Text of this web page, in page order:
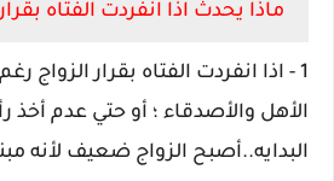
ماذا يحدث اذا انفردت الفتاه
1 - اذا انفردت الفتاه بقرار
الأهل والأصدقاء ؛ أو حتي عدم أخذ
البدايه..أصبح الزواج ضعيف لأنه